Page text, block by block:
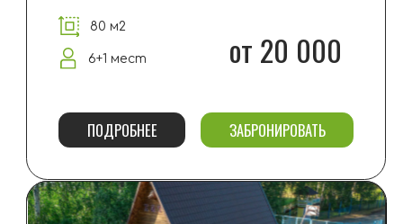
от 20 000
6+1 мест
80 м2
САД